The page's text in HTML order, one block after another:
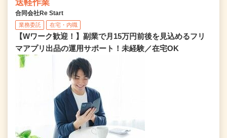
送軽作業
合同会社Re Start
業務委託 在宅・内職
【Wワーク歓迎！】副業で月15万円前後を見込めるフリ
マアプリ出品の運用サポート！未経験／在宅OK